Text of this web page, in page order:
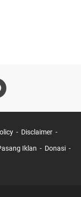
Disclaimer
Iklan Donasi